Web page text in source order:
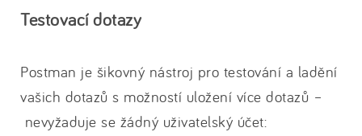
Testovací dotazy
Postman je šikovný nástroj pro testování a ladění
vašich dotazů s možností uložení více dotazů –
nevyžaduje se žádný uživatelský účet: